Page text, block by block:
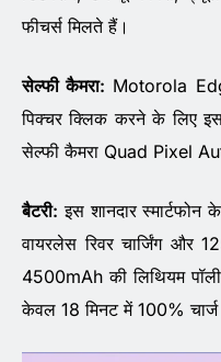
फीचर्स मिलते हैं।
सेल्फी कैमरा: Motorola
पिक्चर क्लिक करने के लिए
सेल्फी कैमरा Quad Pixel
बैटरी: इस शानदार स्मार्टफोन
वायरलेस रिवर चार्जिंग और
4500mAh की लिथियम
केवल 18 मिनट में 100%